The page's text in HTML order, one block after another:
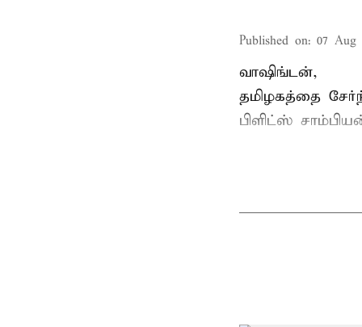
Published on: 07 Aug
வாஷிங்டன்,
தமிழகத்தை
பிளிட்ஸ்